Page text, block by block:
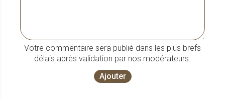
Votre commentaire sera publié dans les plus brefs
délais après validation par nos modérateurs.
Ajouter